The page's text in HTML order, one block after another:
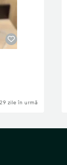
29 zile în urmă